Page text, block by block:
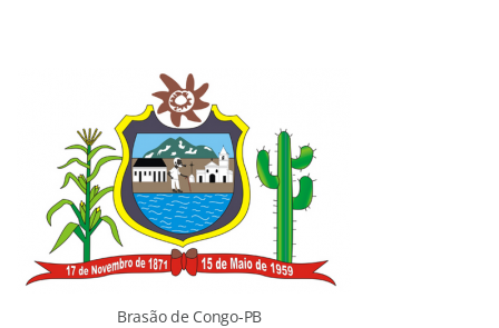
Brasão de Congo-PB